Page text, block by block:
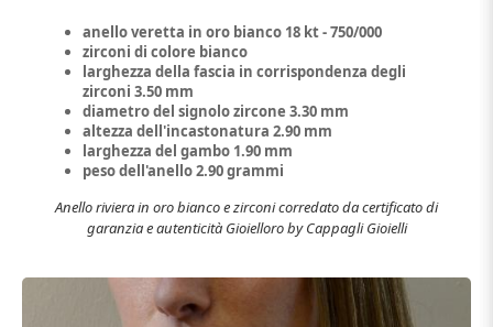
anello veretta in oro bianco 18 kt - 750/000
zirconi di colore bianco
larghezza della fascia in corrispondenza degli
zirconi 3.50 mm
diametro del signolo zircone 3.30 mm
altezza dell'incastonatura 2.90 mm
larghezza del gambo 1.90 mm
peso dell'anello 2.90 grammi
Anello riviera in oro bianco e zirconi corredato da certificato di
garanzia e autenticità Gioielloro by Cappagli Gioielli